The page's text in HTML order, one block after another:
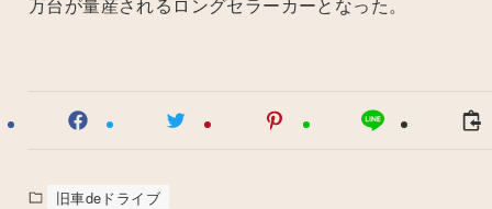
旧車deドライブ